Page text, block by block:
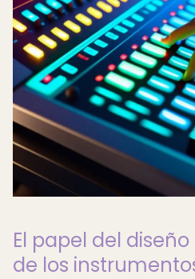
El papel del
de los